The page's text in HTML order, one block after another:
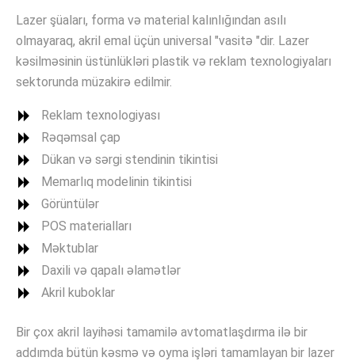
Lazer şüaları, forma və material kalınlığından asılı
olmayaraq, akril emal üçün universal "vasitə "dir. Lazer
kəsilməsinin üstünlükləri plastik və reklam texnologiyaları
sektorunda müzakirə edilmir.
Reklam texnologiyası
Rəqəmsal çap
Dükan və sərgi stendinin tikintisi
Memarlıq modelinin tikintisi
Görüntülər
POS materialları
Məktublar
Daxili və qapalı əlamətlər
Akril kuboklar
Bir çox akril layihəsi tamamilə avtomatlaşdırma ilə bir
addımda bütün kəsmə və oyma işləri tamamlayan bir lazer